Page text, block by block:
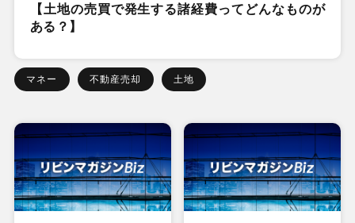
【土地の売買で発生する諸経費ってどんなものが
ある？】
マネー 不動産売却 土地